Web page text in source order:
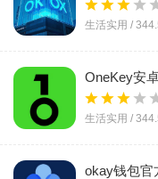
生活实用 /
OneKey安
生活实用 /
okay钱包官